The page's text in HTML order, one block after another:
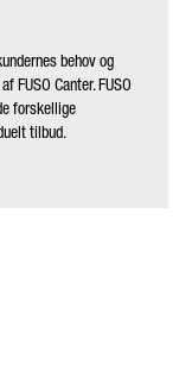
behov og
FUSO Canter. FUSO
forskellige
tilbud.